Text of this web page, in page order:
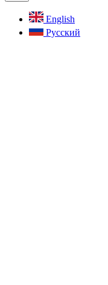
English
Русский